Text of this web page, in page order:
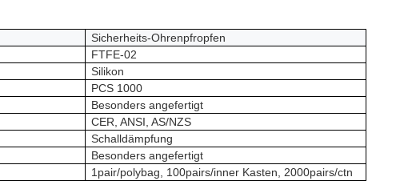
Sicherheits-Ohrenpfropfen
FTFE-02
Silikon
PCS 1000
Besonders angefertigt
CER, ANSI, AS/NZS
Schalldämpfung
Besonders angefertigt
1pair/polybag, 100pairs/inner Kasten, 2000pairs/ctn